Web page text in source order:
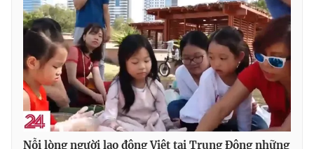
Thị trường 24h Tấm lòng Việt
VTV4 Vươn mình bằng AI
VTV9 VTV8
Liên hệ tòa soạn English
Nỗi lòng người lao động Việt tại Trung Đông những